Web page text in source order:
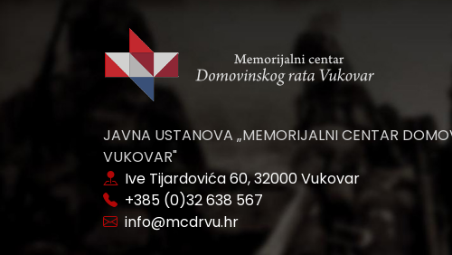
JAVNA USTANOVA „MEMORIJALNI CENTAR
VUKOVAR"
Ive Tijardovića 60, 32000 Vukovar
+385 (0)32 638 567
info@mcdrvu.hr